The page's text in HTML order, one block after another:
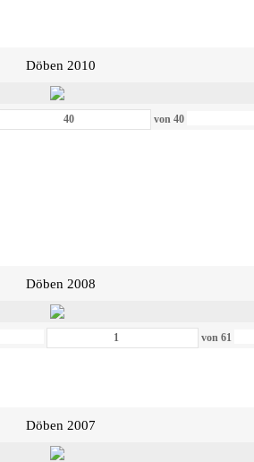
Döben 2010
von40
Döben 2008
von61
Döben 2007